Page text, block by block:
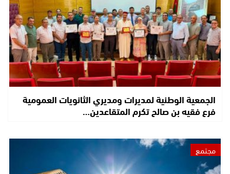
الجمعية الوطنية لمديرات ومديري الثانويات العمومية
فرع فقيه بن صالح تكرم المتقاعدين…
مجتمع